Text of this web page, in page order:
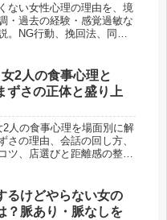
ない女性心理の理由を、境
・過去の経験・感覚過敏な
。NG行動、挽回法、同意
2人の食事心理と
ずさの正体と盛り上
2人の食事心理を場面別に解
さの理由、会話の回し方、
ツ、店選びと距離感の整え
るけどやらない女の
？脈あり・脈なしを